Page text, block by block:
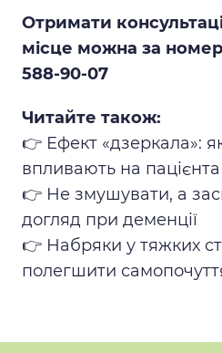
Отримати
місце можна за
588-90-07
Читайте також:
👉 Ефект «дзеркала»:
впливають на пацієнта
👉 Не змушувати, а
догляд при деменції
👉 Набряки у тяжких
полегшити